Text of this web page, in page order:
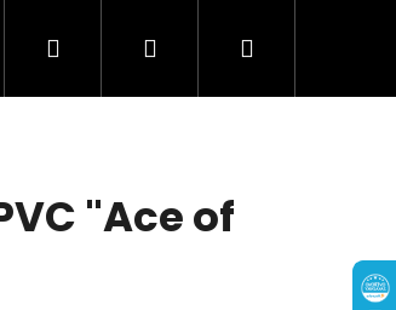
Kamenná predajňa
Hľadať PrihlásenieNákupný
"Ace of